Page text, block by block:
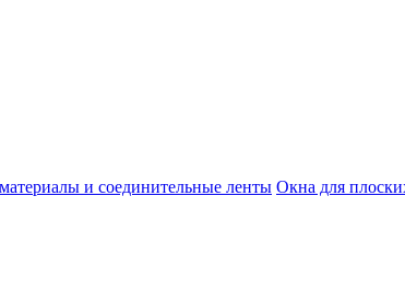
и соединительные ленты Окна для